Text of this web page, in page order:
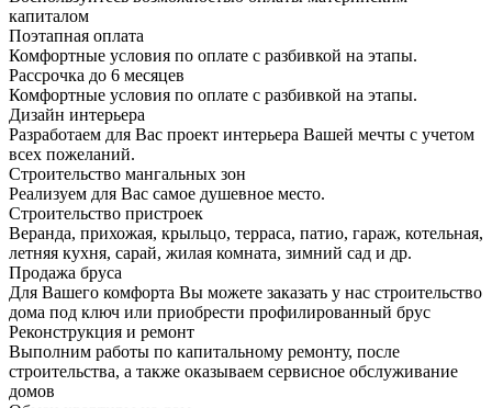
капиталом
Поэтапная оплата
Комфортные условия по оплате с разбивкой на этапы.
Рассрочка до 6 месяцев
Комфортные условия по оплате с разбивкой на этапы.
Дизайн интерьера
Разработаем для Вас проект интерьера Вашей мечты с учетом
всех пожеланий.
Строительство мангальных зон
Реализуем для Вас самое душевное место.
Строительство пристроек
Веранда, прихожая, крыльцо, терраса, патио, гараж, котельная,
летняя кухня, сарай, жилая комната, зимний сад и др.
Продажа бруса
Для Вашего комфорта Вы можете заказать у нас строительство
дома под ключ или приобрести профилированный брус
Реконструкция и ремонт
Выполним работы по капитальному ремонту, после
строительства, а также оказываем сервисное обслуживание
домов